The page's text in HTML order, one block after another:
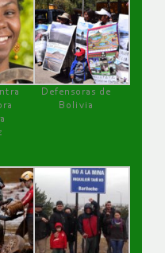
Defensoras de
Bolivia